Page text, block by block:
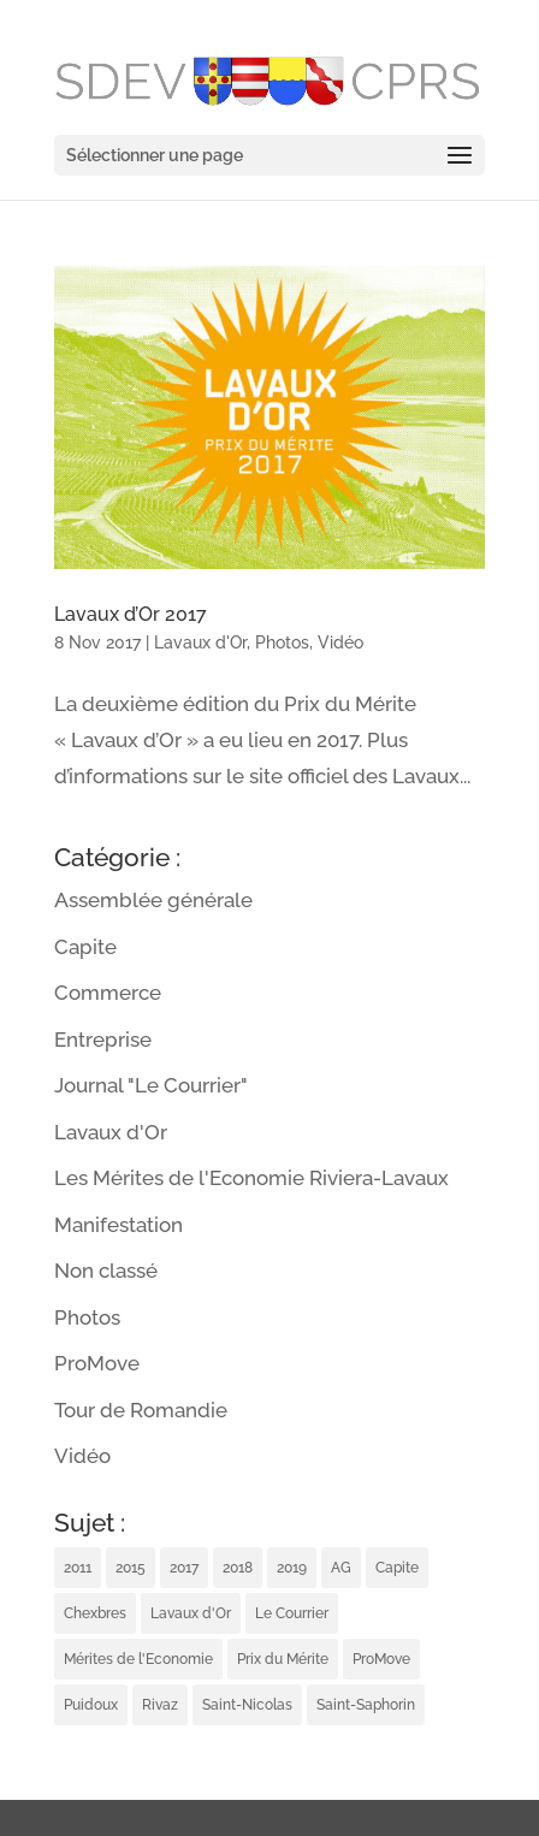
Sélectionner une page
Lavaux d’Or 2017
8 Nov 2017| Lavaux d'Or, Photos, Vidéo
La deuxième édition du Prix du Mérite
« Lavaux d’Or » a eu lieu en 2017. Plus
d’informations sur le site officiel des Lavaux...
Catégorie :
Assemblée générale
Capite
Commerce
Entreprise
Journal "Le Courrier"
Lavaux d'Or
Les Mérites de l'Economie Riviera-Lavaux
Manifestation
Non classé
Photos
ProMove
Tour de Romandie
Vidéo
Sujet :
2011 2015 2017 2018 2019 AG Capite
Chexbres Lavaux d'Or Le Courrier
Mérites de l'Economie Prix du Mérite ProMove
Puidoux Rivaz Saint-Nicolas Saint-Saphorin